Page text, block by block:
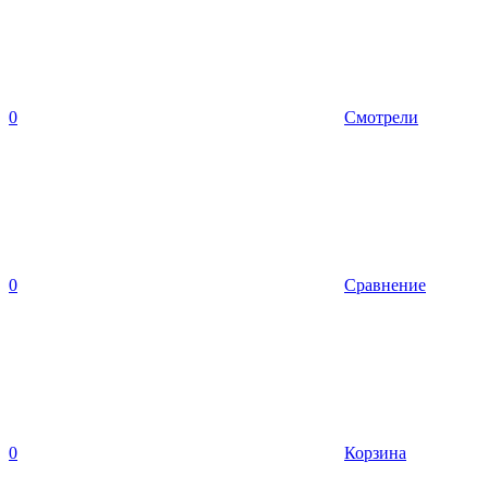
0 Смотрели
0 Сравнение
0 Корзина